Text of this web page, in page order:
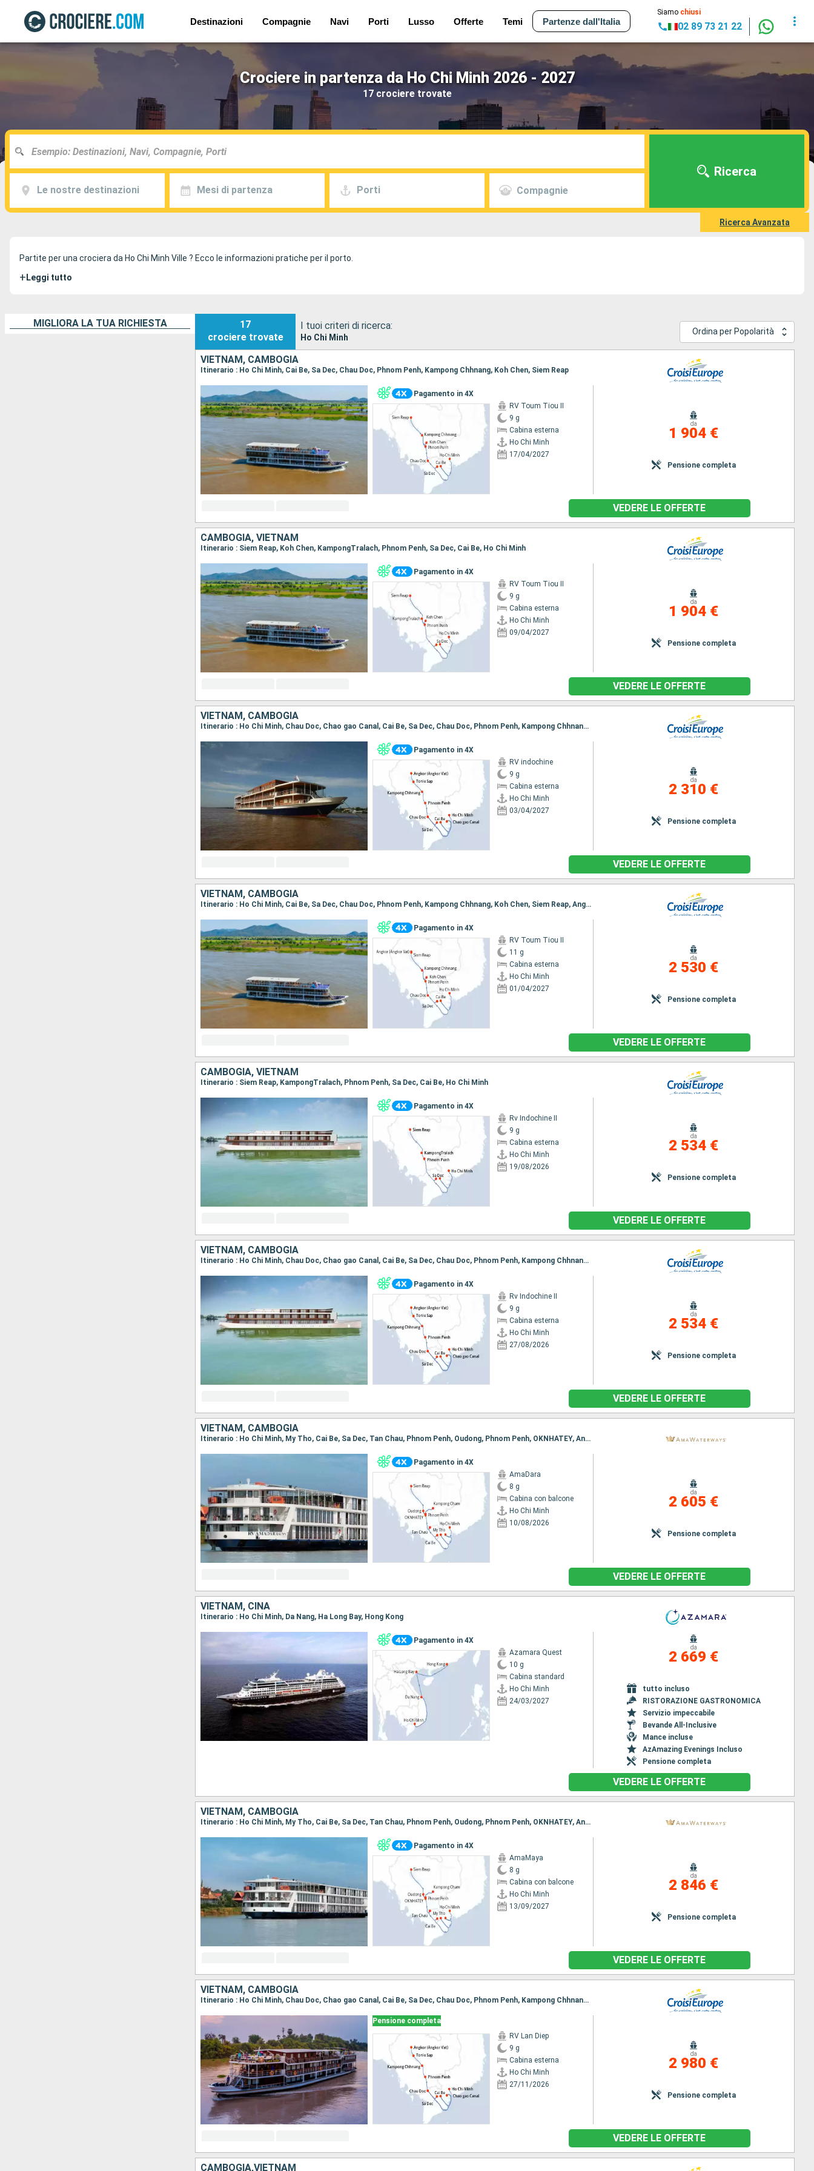
Destinazioni Compagnie Navi Porti Lusso Offerte Temi Partenze dall'Italia
Siamo chiusi
02 89 73 21 22
Crociere in partenza da Ho Chi Minh 2026 - 2027
17 crociere trovate
Le nostre destinazioni Mesi di partenza Porti Compagnie
Ricerca
Ricerca Avanzata
Partite per una crociera da Ho Chi Minh Ville ? Ecco le informazioni pratiche per il porto.
+ Leggi tutto
MIGLIORA LA TUA RICHIESTA
17
crociere trovate
I tuoi criteri di ricerca:
Ho Chi Minh
Ordina per Popolarità
VIETNAM, CAMBOGIA
Itinerario : Ho Chi Minh, Cai Be, Sa Dec, Chau Doc, Phnom Penh, Kampong Chhnang, Koh Chen, Siem Reap
Pagamento in 4X
RV Toum Tiou II
9 g
Cabina esterna
Ho Chi Minh
17/04/2027
da
1 904 €
Pensione completa
VEDERE LE OFFERTE
CAMBOGIA, VIETNAM
Itinerario : Siem Reap, Koh Chen, KampongTralach, Phnom Penh, Sa Dec, Cai Be, Ho Chi Minh
Pagamento in 4X
RV Toum Tiou II
9 g
Cabina esterna
Ho Chi Minh
09/04/2027
da
1 904 €
Pensione completa
VEDERE LE OFFERTE
VIETNAM, CAMBOGIA
Itinerario : Ho Chi Minh, Chau Doc, Chao gao Canal, Cai Be, Sa Dec, Chau Doc, Phnom Penh, Kampong Chhnang, Tonle Sap, Angkor (Angkor Vat)
Pagamento in 4X
RV indochine
9 g
Cabina esterna
Ho Chi Minh
03/04/2027
da
2 310 €
Pensione completa
VEDERE LE OFFERTE
VIETNAM, CAMBOGIA
Itinerario : Ho Chi Minh, Cai Be, Sa Dec, Chau Doc, Phnom Penh, Kampong Chhnang, Koh Chen, Siem Reap, Angkor (Angkor Vat), Siem Reap, Angkor (Angkor Vat)
Pagamento in 4X
RV Toum Tiou II
11 g
Cabina esterna
Ho Chi Minh
01/04/2027
da
2 530 €
Pensione completa
VEDERE LE OFFERTE
CAMBOGIA, VIETNAM
Itinerario : Siem Reap, KampongTralach, Phnom Penh, Sa Dec, Cai Be, Ho Chi Minh
Pagamento in 4X
Rv Indochine II
9 g
Cabina esterna
Ho Chi Minh
19/08/2026
da
2 534 €
Pensione completa
VEDERE LE OFFERTE
VIETNAM, CAMBOGIA
Itinerario : Ho Chi Minh, Chau Doc, Chao gao Canal, Cai Be, Sa Dec, Chau Doc, Phnom Penh, Kampong Chhnang, Tonle Sap, Angkor (Angkor Vat)
Pagamento in 4X
Rv Indochine II
9 g
Cabina esterna
Ho Chi Minh
27/08/2026
da
2 534 €
Pensione completa
VEDERE LE OFFERTE
VIETNAM, CAMBOGIA
Itinerario : Ho Chi Minh, My Tho, Cai Be, Sa Dec, Tan Chau, Phnom Penh, Oudong, Phnom Penh, OKNHATEY, Angkor Ban, Kampong Cham, Siem Reap
Pagamento in 4X
AmaDara
8 g
Cabina con balcone
Ho Chi Minh
10/08/2026
da
2 605 €
Pensione completa
VEDERE LE OFFERTE
VIETNAM, CINA
Itinerario : Ho Chi Minh, Da Nang, Ha Long Bay, Hong Kong
Pagamento in 4X
Azamara Quest
10 g
Cabina standard
Ho Chi Minh
24/03/2027
da
2 669 €
tutto incluso
RISTORAZIONE GASTRONOMICA
Servizio impeccabile
Bevande All-Inclusive
Mance incluse
AzAmazing Evenings Incluso
Pensione completa
VEDERE LE OFFERTE
VIETNAM, CAMBOGIA
Itinerario : Ho Chi Minh, My Tho, Cai Be, Sa Dec, Tan Chau, Phnom Penh, Oudong, Phnom Penh, OKNHATEY, Angkor Ban, Kampong Cham, Siem Reap
Pagamento in 4X
AmaMaya
8 g
Cabina con balcone
Ho Chi Minh
13/09/2027
da
2 846 €
Pensione completa
VEDERE LE OFFERTE
VIETNAM, CAMBOGIA
Itinerario : Ho Chi Minh, Chau Doc, Chao gao Canal, Cai Be, Sa Dec, Chau Doc, Phnom Penh, Kampong Chhnang, Tonle Sap, Angkor (Angkor Vat)
Pensione completa
RV Lan Diep
9 g
Cabina esterna
Ho Chi Minh
27/11/2026
da
2 980 €
Pensione completa
VEDERE LE OFFERTE
CAMBOGIA,VIETNAM